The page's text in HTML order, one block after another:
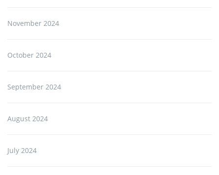
November 2024
October 2024
September 2024
August 2024
July 2024